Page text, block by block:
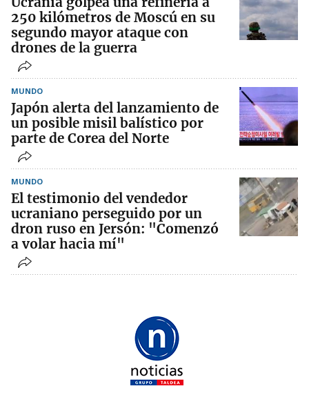
250 kilómetros de Moscú en su
segundo mayor ataque con
drones de la guerra
MUNDO
Japón alerta del lanzamiento de
un posible misil balístico por
parte de Corea del Norte
MUNDO
El testimonio del vendedor
ucraniano perseguido por un
dron ruso en Jersón: "Comenzó
a volar hacia mí"